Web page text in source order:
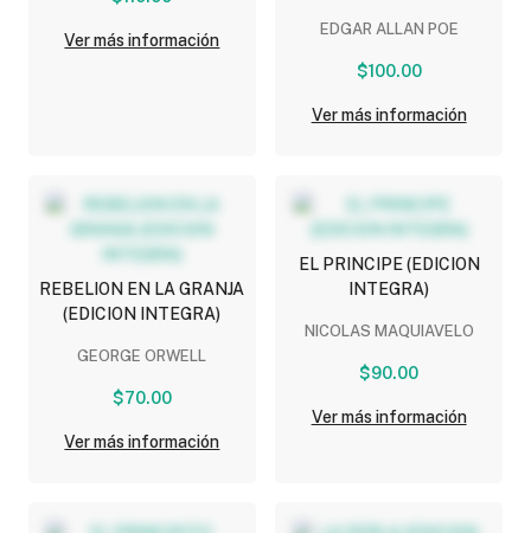
Ver más información
EDGAR ALLAN POE
$100.00
Ver más información
REBELION EN LA GRANJA
(EDICION INTEGRA)
GEORGE ORWELL
$70.00
Ver más información
EL PRINCIPE (EDICION
INTEGRA)
NICOLAS MAQUIAVELO
$90.00
Ver más información